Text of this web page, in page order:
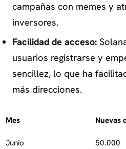
campañas con memes y
inversores.
Facilidad de acceso:
usuarios registrarse y
sencillez, lo que ha
más direcciones.
Mes Nuevas
Junio 50.000